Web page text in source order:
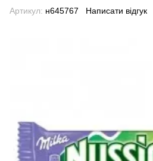
Артикул: н645767 Написати відгук